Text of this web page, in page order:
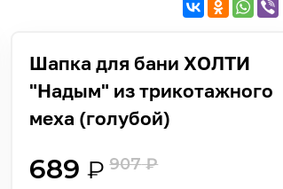
Шапка для бани ХОЛТИ
"Надым" из трикотажного
меха (голубой)
689 ₽ 907₽